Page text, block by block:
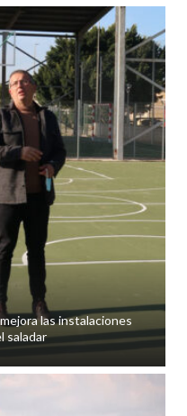
las instalaciones
saladar